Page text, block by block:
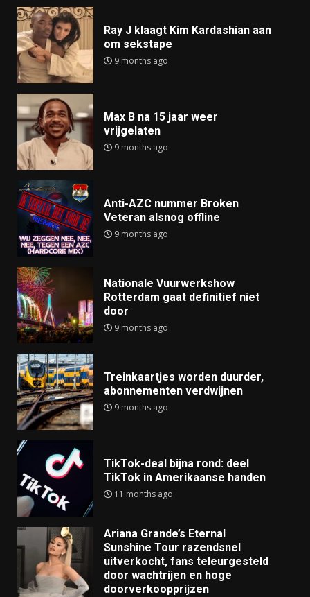
Ray J klaagt Kim Kardashian aan
om sekstape
9 months ago
Max B na 15 jaar weer
vrijgelaten
9 months ago
Anti-AZC nummer Broken
Veteran alsnog offline
9 months ago
Nationale Vuurwerkshow
Rotterdam gaat definitief niet
door
9 months ago
Treinkaartjes worden duurder,
abonnementen verdwijnen
9 months ago
TikTok-deal bijna rond: deel
TikTok in Amerikaanse handen
11 months ago
Ariana Grande’s Eternal
Sunshine Tour razendsnel
uitverkocht, fans teleurgesteld
door wachtrijen en hoge
doorverkoopprijzen